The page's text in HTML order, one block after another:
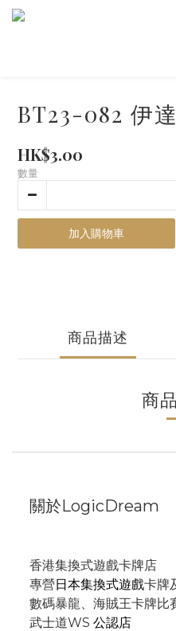
BT23-082 伊
HK$3.00
數量
加入購物車
商品描述
商
關於LogicDream
香港集換式遊戲卡牌店
專營日本集換式遊戲卡牌
數碼暴龍、海賊王卡牌比
武士道WS 公認店